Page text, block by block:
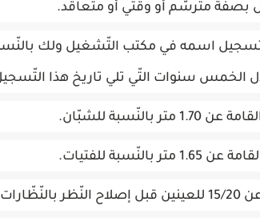
بصفة مترسّم أو وقتي أو متعاقد.
اسمه في مكتب التّشغيل ولك
الخمس سنوات التّي تلي تاريخ هذا
بالنّسبة للشبّان.
بالنّسبة للفتيات.